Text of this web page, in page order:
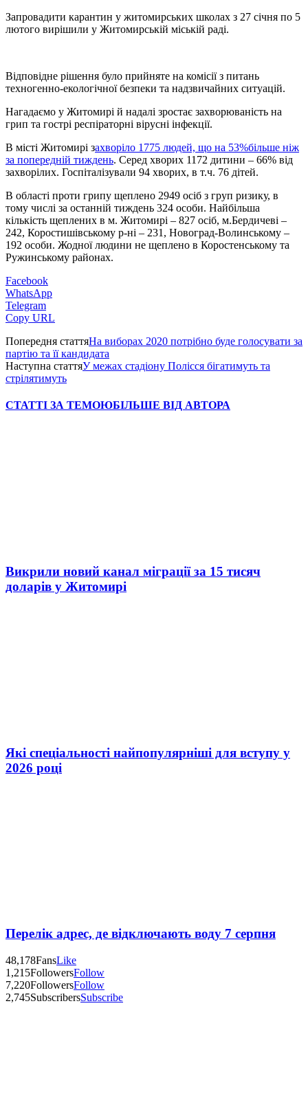
Запровадити карантин у житомирських школах з 27 січня по 5
лютого вирішили у Житомирській міській раді.
Відповідне рішення було прийняте на комісії з питань
техногенно-екологічної безпеки та надзвичайних ситуацій.
Нагадаємо у Житомирі й надалі зростає захворюваність на
грип та гострі респіраторні вірусні інфекції.
В місті Житомирі захворіло 1775 людей, що на 53%більше ніж
за попередній тиждень. Серед хворих 1172 дитини – 66% від
захворілих. Госпіталізували 94 хворих, в т.ч. 76 дітей.
В області проти грипу щеплено 2949 осіб з груп ризику, в
тому числі за останній тиждень 324 особи. Найбільша
кількість щеплених в м. Житомирі – 827 осіб, м.Бердичеві –
242, Коростишівському р-ні – 231, Новоград-Волинському –
192 особи. Жодної людини не щеплено в Коростенському та
Ружинському районах.
Facebook
WhatsApp
Telegram
Copy URL
Попередня статтяНа виборах 2020 потрібно буде голосувати за
партію та її кандидата
Наступна статтяУ межах стадіону Полісся бігатимуть та
стрілятимуть
СТАТТІ ЗА ТЕМОЮБІЛЬШЕ ВІД АВТОРА
Викрили новий канал міграції за 15 тисяч
доларів у Житомирі
Які спеціальності найпопулярніші для вступу у
2026 році
Перелік адрес, де відключають воду 7 серпня
48,178FansLike
1,215FollowersFollow
7,220FollowersFollow
2,745SubscribersSubscribe